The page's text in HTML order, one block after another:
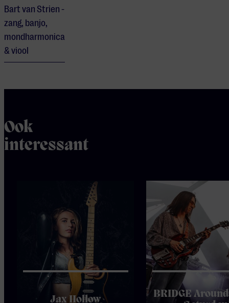
Bart van Strien -
zang, banjo,
mondharmonica
& viool
Ook
interessant
Jax Hollow
BRIDGE